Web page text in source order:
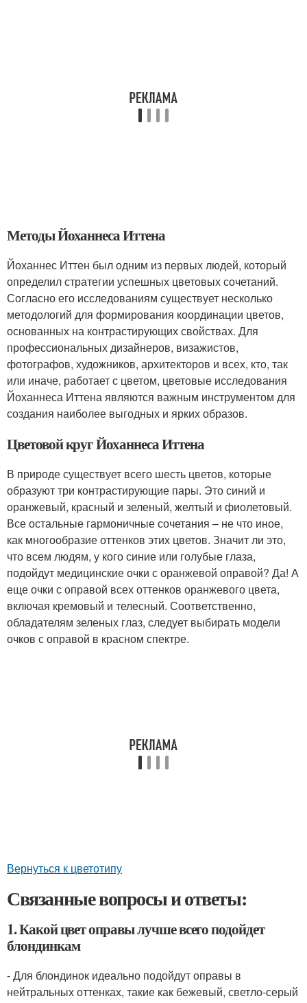
Методы Йоханнеса Иттена
Йоханнес Иттен был одним из первых людей, который
определил стратегии успешных цветовых сочетаний.
Согласно его исследованиям существует несколько
методологий для формирования координации цветов,
основанных на контрастирующих свойствах. Для
профессиональных дизайнеров, визажистов,
фотографов, художников, архитекторов и всех, кто, так
или иначе, работает с цветом, цветовые исследования
Йоханнеса Иттена являются важным инструментом для
создания наиболее выгодных и ярких образов.
Цветовой круг Йоханнеса Иттена
В природе существует всего шесть цветов, которые
образуют три контрастирующие пары. Это синий и
оранжевый, красный и зеленый, желтый и фиолетовый.
Все остальные гармоничные сочетания – не что иное,
как многообразие оттенков этих цветов. Значит ли это,
что всем людям, у кого синие или голубые глаза,
подойдут медицинские очки с оранжевой оправой? Да! А
еще очки с оправой всех оттенков оранжевого цвета,
включая кремовый и телесный. Соответственно,
обладателям зеленых глаз, следует выбирать модели
очков с оправой в красном спектре.
Вернуться к цветотипу
Связанные вопросы и ответы:
1. Какой цвет оправы лучше всего подойдет
блондинкам
- Для блондинок идеально подойдут оправы в
нейтральных оттенках, такие как бежевый, светло-серый